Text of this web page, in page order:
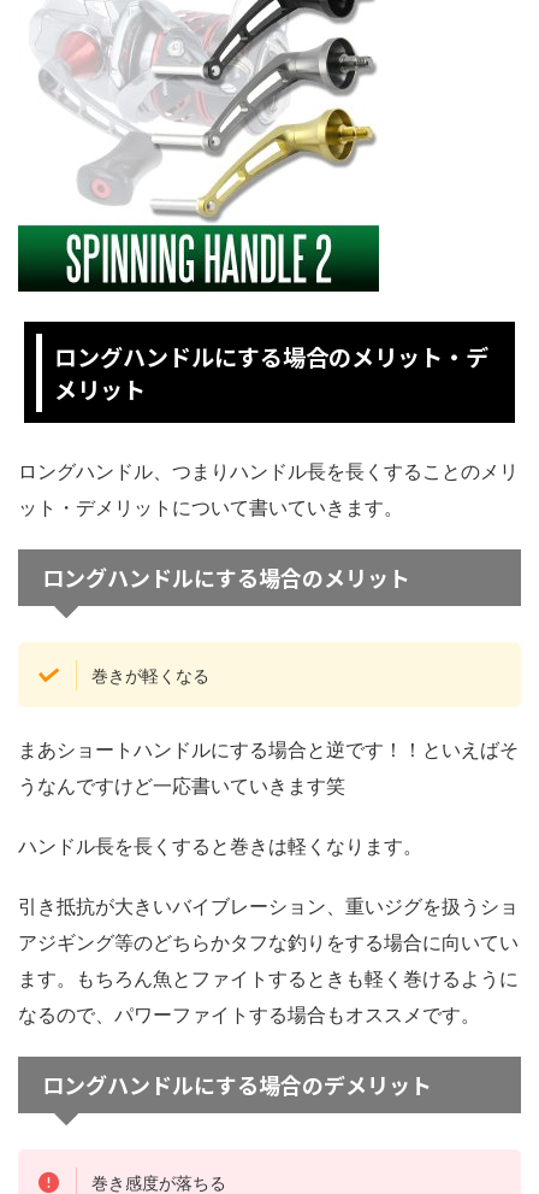
ロングハンドルにする場合のメリット・デ
メリット
ロングハンドル、つまりハンドル長を長くすることのメリ
ット・デメリットについて書いていきます。
ロングハンドルにする場合のメリット
巻きが軽くなる
まあショートハンドルにする場合と逆です！！といえばそ
うなんですけど一応書いていきます笑
ハンドル長を長くすると巻きは軽くなります。
引き抵抗が大きいバイブレーション、重いジグを扱うショ
アジギング等のどちらかタフな釣りをする場合に向いてい
ます。もちろん魚とファイトするときも軽く巻けるように
なるので、パワーファイトする場合もオススメです。
ロングハンドルにする場合のデメリット
巻き感度が落ちる